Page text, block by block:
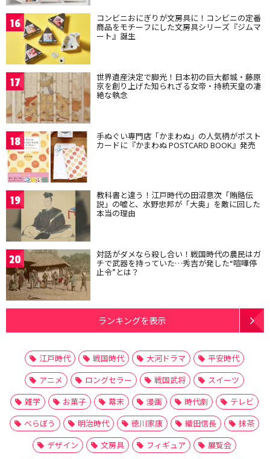
16 コンビニおにぎりが文房具に！コンビニの定番
商品をモチーフにした文房具シリーズ『ジムマ
ート』誕生
17 世界遺産決定で脚光！日本初の巨大都城・藤原
京を創り上げた知られざる女帝・持統天皇の凄
絶な執念
18 手ぬぐい専門店「かまわぬ」の人気柄がポスト
カードに『かまわぬ POSTCARD BOOK』発売
19 教科書と違う！江戸時代の田沼意次「賄賂伝
説」の嘘と、水野忠邦が「大奥」を敵に回した
本当の理由
20 対話がダメなら殺し合い！戦国時代の農民はガ
チで武器を持っていた…秀吉が発した“喧嘩停
止令”とは？
ランキングを表示
江戸時代 戦国時代 大河ドラマ
平安時代
アニメ
ロングセラー 戦国武将
スイーツ
雑学
お菓子 幕末 漫画 時代劇
テレビ
べらぼう
明治時代 徳川家康 織田信長
抹茶
デザイン
文房具 フィギュア
展覧会